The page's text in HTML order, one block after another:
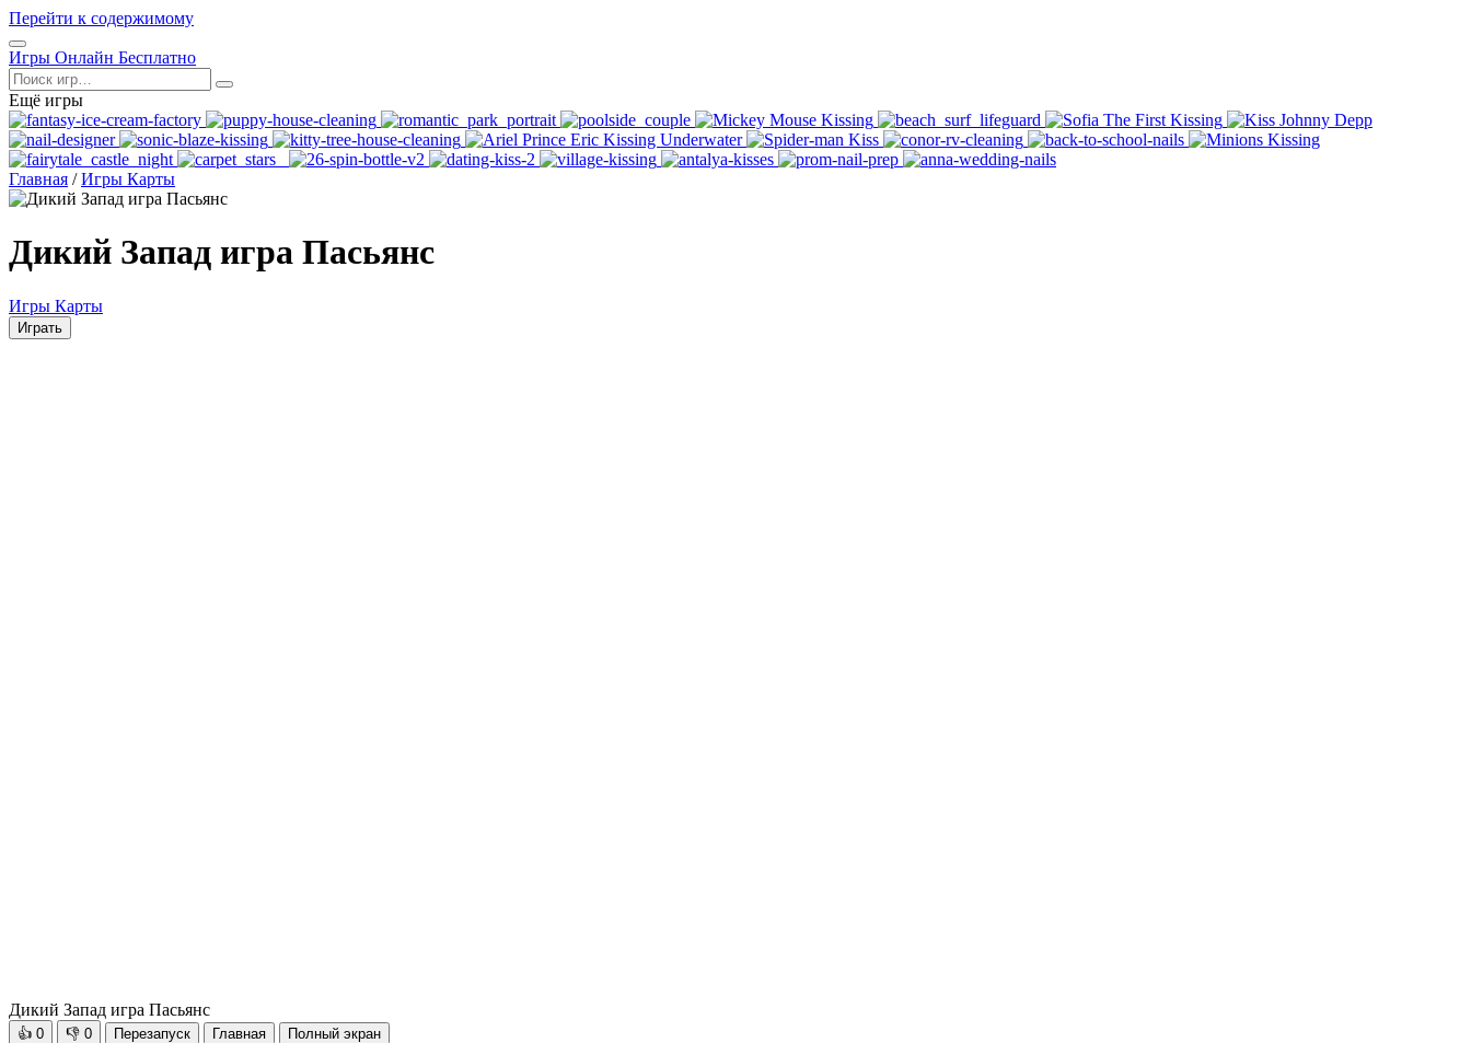
Перейти к содержимому
Открыть
меню
Игры Онлайн Бесплатно
Поиск
Ещё игры
Главная / Игры Карты
Дикий Запад игра Пасьянс
Игры Карты
Играть
Дикий Запад игра Пасьянс
👍 0 👎 0 Перезапуск Главная Полный экран